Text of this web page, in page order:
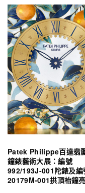
Patek Philippe百達翡
鐘錶藝術大展：編號
992/193J-001陀錶及編
20179M-001拱頂枱鐘